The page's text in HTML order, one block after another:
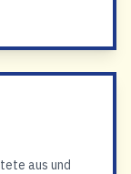
aus und